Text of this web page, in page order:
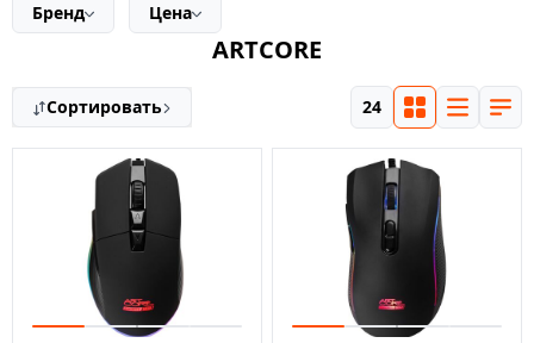
Бренд Цена
ARTCORE
Сортировать 24